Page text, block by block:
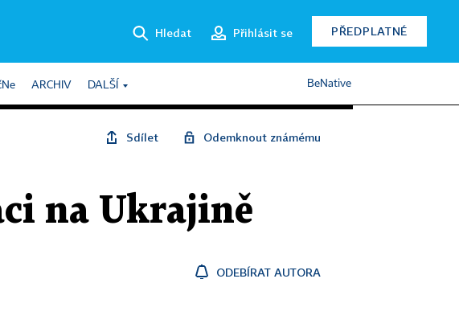
Hledat Přihlásit se PŘEDPLATNÉ
ARCHIV DALŠÍ BeNative
Sdílet Odemknout známému
na Ukrajině
ODEBÍRAT AUTORA